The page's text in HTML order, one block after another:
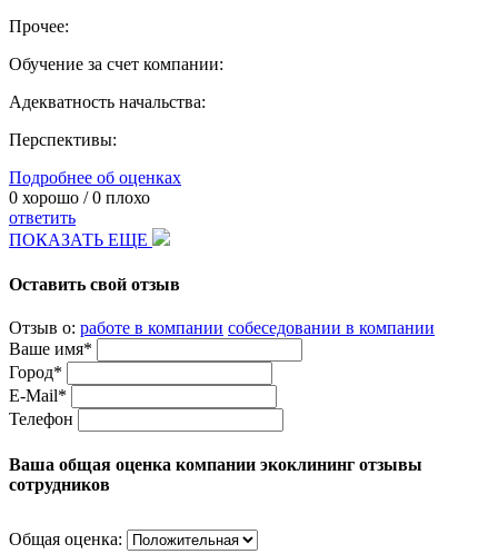
Прочее:
Обучение за счет компании:
Адекватность начальства:
Перспективы:
Подробнее об оценках
0 хорошо /0 плохо
ответить
ПОКАЗАТЬ ЕЩЕ
Оставить свой отзыв
Отзыв о: работе в компании собеседовании в компании
Ваше имя*
Город*
E-Mail*
Телефон
Ваша общая оценка компании экоклининг отзывы
сотрудников
Общая оценка: